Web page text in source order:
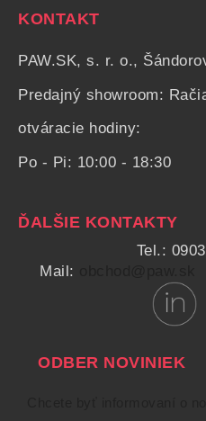
KONTAKT
PAW.SK, s. r. o.,
Predajný showroom:
otváracie hodiny:
Po - Pi: 10:00 - 18:30
ĎALŠIE KONTAKTY
Tel.:
Mail:
ODBER NOVINIEK